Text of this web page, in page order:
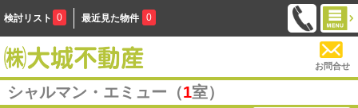
検討リスト 0 最近見た物件 0
お問合せ
シャルマン・エミュー（1室）